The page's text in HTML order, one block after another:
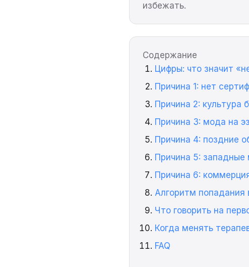
избежать.
Содержание
Цифры: что значит
Причина 1: нет
Причина 2: культура
Причина 3: мода на
Причина 4: поздние
Причина 5:
Причина 6:
Алгоритм
Что говорить на
Когда менять
FAQ